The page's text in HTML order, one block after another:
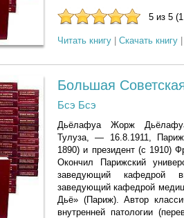
5 из 5
Читать книгу Скачать книгу
Большая
Бсэ Бсэ
Дьёлафуа Жорж
Тулуза, — 16.8.1911,
1890) и президент (с 1910)
Окончил Парижский
заведующий кафедрой
заведующий кафедрой
Дьё» (Париж). Автор
внутренней патологии